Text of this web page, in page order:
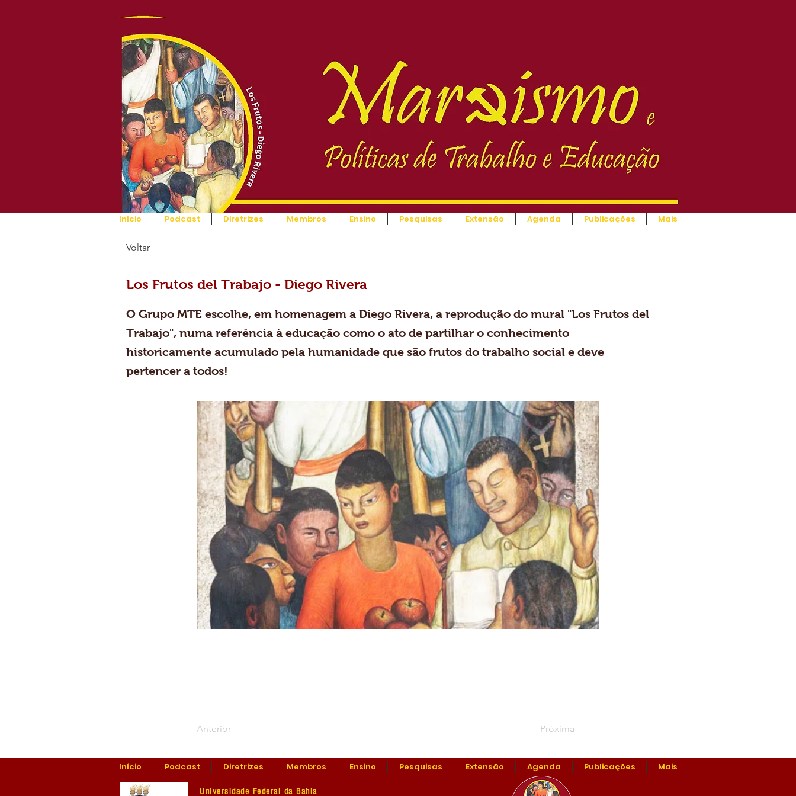
Início Podcast Diretrizes Membros Ensino Pesquisas Extensão Agenda Publicações Mais
Voltar
Los Frutos del Trabajo - Diego Rivera
O Grupo MTE escolhe, em homenagem a Diego Rivera, a reprodução do mural "Los Frutos del
Trabajo", numa referência à educação como o ato de partilhar o conhecimento
historicamente acumulado pela humanidade que são frutos do trabalho social e deve
pertencer a todos!
Anterior Próxima
Início Podcast Diretrizes Membros Ensino Pesquisas Extensão Agenda Publicações Mais
Universidade Federal da Bahia